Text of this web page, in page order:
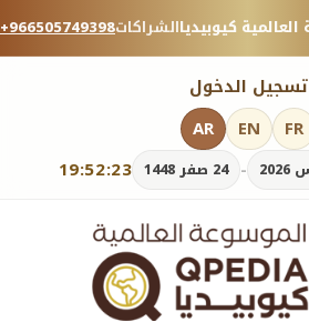
+966505749398الشراكات
تسجيل الدخول
19:52:24 - 24 صفر 1448
AR EN FR